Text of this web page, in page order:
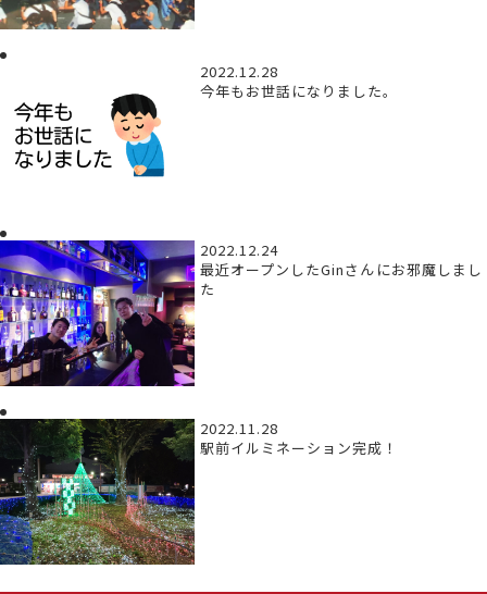
2022.12.28
今年もお世話になりました。
2022.12.24
最近オープンしたGinさんにお邪魔しまし
た
2022.11.28
駅前イルミネーション完成！